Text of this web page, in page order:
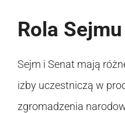
Rola
Sejm i Senat mają
izby uczestniczą w
zgromadzenia